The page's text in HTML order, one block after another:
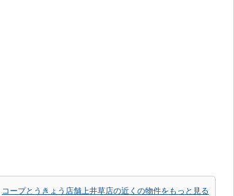
コープとうきょう店舗上井草店の近くの物件をもっと見る